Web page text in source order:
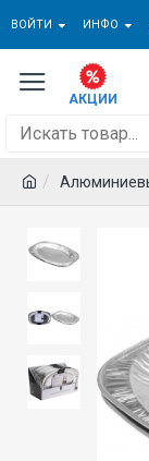
ВОЙТИ ИНФО